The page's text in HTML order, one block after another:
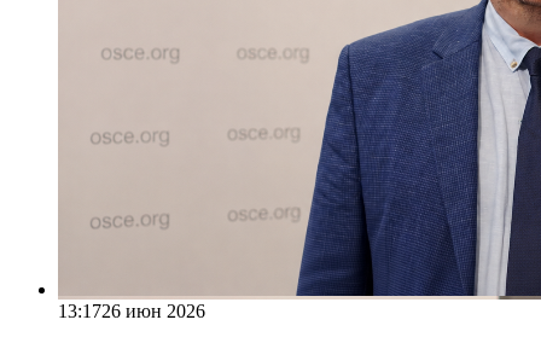
13:1726 июн 2026